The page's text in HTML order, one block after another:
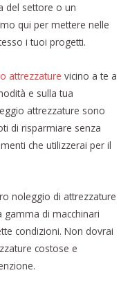
del settore o un
qui per mettere nelle
i tuoi progetti.
attrezzature vicino a te a
e sulla tua
attrezzature sono
di risparmiare senza
che utilizzerai per il
noleggio di attrezzature
gamma di macchinari
condizioni. Non dovrai
costose e